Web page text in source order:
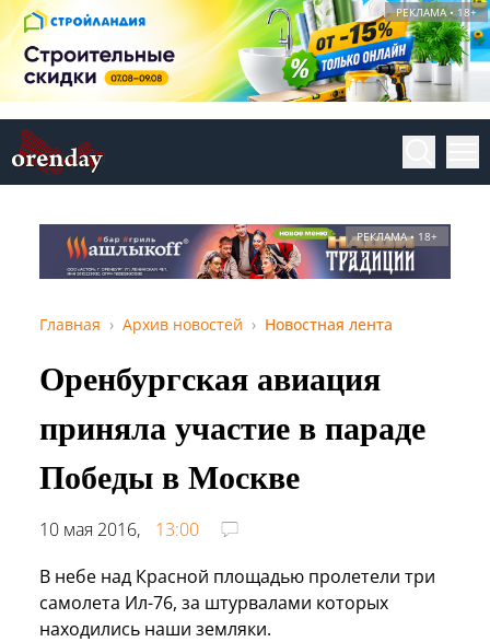
РЕКЛАМА • 18+
РЕКЛАМА • 18+
Главная Архив новостей Новостная лента
Оренбургская авиация
приняла участие в параде
Победы в Москве
10 мая 2016,
13:00
В небе над Красной площадью пролетели три
самолета Ил-76, за штурвалами которых
находились наши земляки.